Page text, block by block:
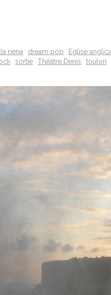
nena dream pop Eglise
sortie Théâtre Denis toulon